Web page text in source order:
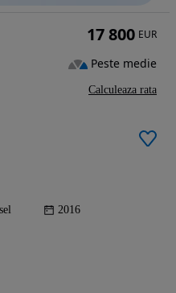
2016
17 800 EUR
Peste medie
Calculeaza rata